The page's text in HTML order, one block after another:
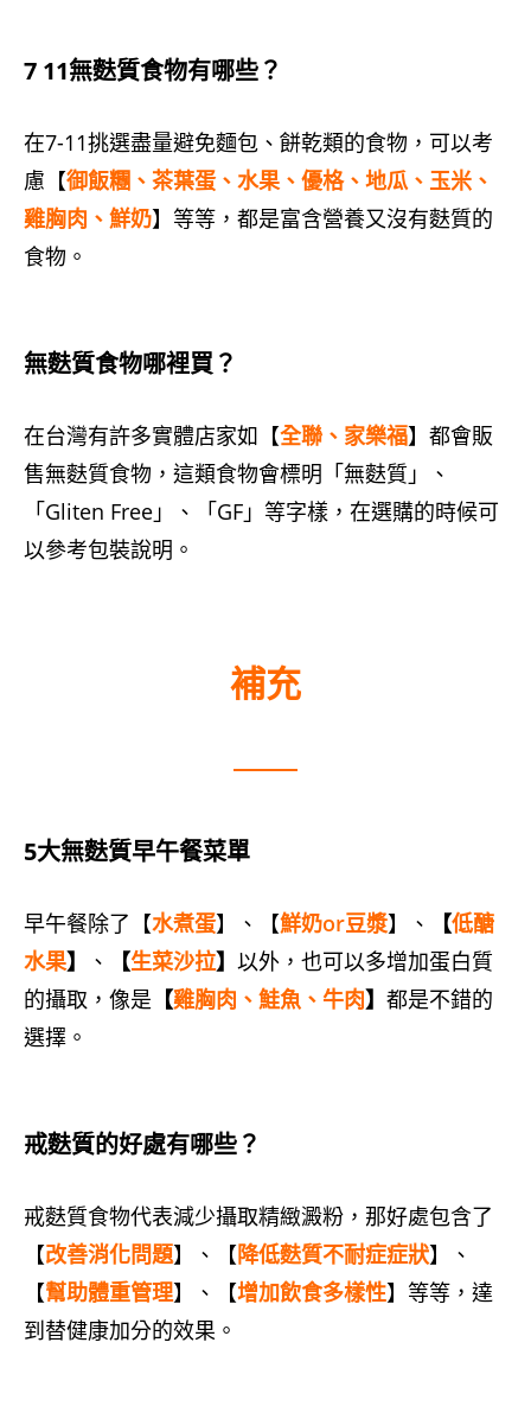
7 11無麩質食物有哪些？
在7-11挑選盡量避免麵包、餅乾類的食物，可以考
慮【御飯糰、茶葉蛋、水果、優格、地瓜、玉米、
雞胸肉、鮮奶】等等，都是富含營養又沒有麩質的
食物。
無麩質食物哪裡買？
在台灣有許多實體店家如【全聯、家樂福】都會販
售無麩質食物，這類食物會標明「無麩質」、
「Gliten Free」、「GF」等字樣，在選購的時候可
以參考包裝說明。
補充
5大無麩質早午餐菜單
早午餐除了【水煮蛋】、【鮮奶or豆漿】、 【低醣
水果】 、 【生菜沙拉】 以外，也可以多增加蛋白質
的攝取，像是 【雞胸肉、鮭魚、牛肉】 都是不錯的
選擇。
戒麩質的好處有哪些？
戒麩質食物代表減少攝取精緻澱粉，那好處包含了
【改善消化問題】、【降低麩質不耐症症狀】、
【幫助體重管理】、【增加飲食多樣性】等等，達
到替健康加分的效果。